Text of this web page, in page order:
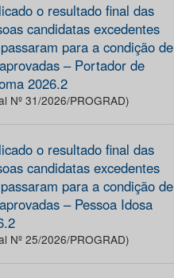
o resultado final das
candidatas excedentes
para a condição de
– Portador de
2026.2
Nº 31/2026/PROGRAD)
o resultado final das
candidatas excedentes
para a condição de
– Pessoa Idosa
Nº 25/2026/PROGRAD)